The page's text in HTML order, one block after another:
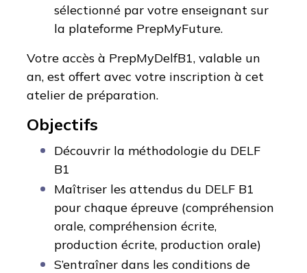
sélectionné par votre enseignant sur
la plateforme PrepMyFuture.
Votre accès à PrepMyDelfB1, valable un
an, est offert avec votre inscription à cet
atelier de préparation.
Objectifs
Découvrir la méthodologie du DELF
B1
Maîtriser les attendus du DELF B1
pour chaque épreuve (compréhension
orale, compréhension écrite,
production écrite, production orale)
S’entraîner dans les conditions de